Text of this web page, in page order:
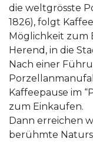
die weltgrösste
1826), folgt
Möglichkeit zum
Herend, in die
Nach einer
Kaffeepause im
zum Einkaufen.
Dann erreichen
berühmte